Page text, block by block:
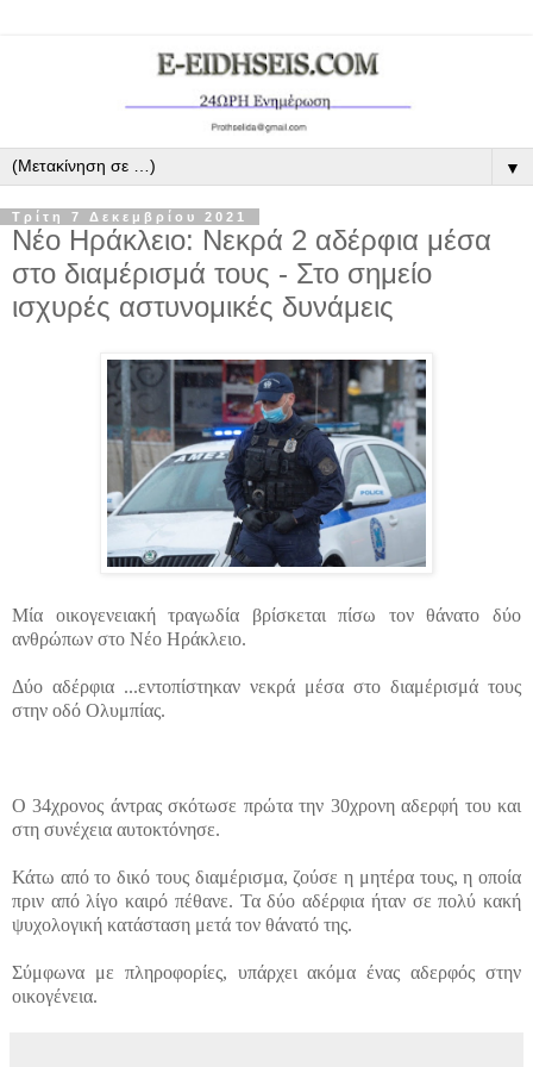
▼
Τρίτη 7 Δεκεμβρίου 2021
Νέο Ηράκλειο: Νεκρά 2 αδέρφια μέσα
στο διαμέρισμά τους - Στο σημείο
ισχυρές αστυνομικές δυνάμεις
Μία οικογενειακή τραγωδία βρίσκεται πίσω τον θάνατο δύο
ανθρώπων στο Νέο Ηράκλειο.
Δύο αδέρφια ...εντοπίστηκαν νεκρά μέσα στο διαμέρισμά τους
στην οδό Ολυμπίας.
Ο 34χρονος άντρας σκότωσε πρώτα την 30χρονη αδερφή του και
στη συνέχεια αυτοκτόνησε.
Κάτω από το δικό τους διαμέρισμα, ζούσε η μητέρα τους, η οποία
πριν από λίγο καιρό πέθανε. Τα δύο αδέρφια ήταν σε πολύ κακή
ψυχολογική κατάσταση μετά τον θάνατό της.
Σύμφωνα με πληροφορίες, υπάρχει ακόμα ένας αδερφός στην
οικογένεια.